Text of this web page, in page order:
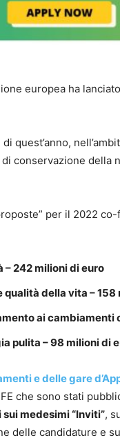
europea ha
quest’anno,
conservazione della
per il 2022
242 milioni di euro
qualità della vita – 158
ai cambiamenti
pulita – 98 milioni di
e delle gare
che sono stati
medesimi “Inviti”,
delle candidature e